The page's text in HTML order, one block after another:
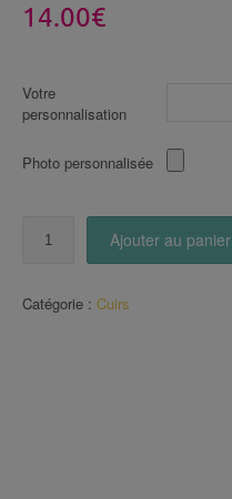
14.00€
Votre
personnalisation
Photo personnalisée
pétales
Ajouter au panier
Catégorie : Cuirs